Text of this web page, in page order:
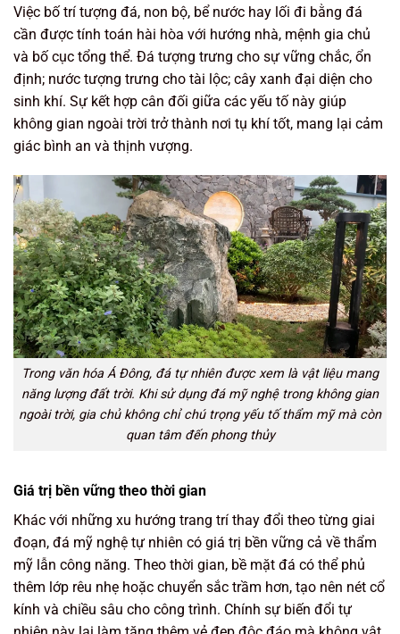
Việc bố trí tượng đá, non bộ, bể nước hay lối đi bằng đá
cần được tính toán hài hòa với hướng nhà, mệnh gia chủ
và bố cục tổng thể. Đá tượng trưng cho sự vững chắc, ổn
định; nước tượng trưng cho tài lộc; cây xanh đại diện cho
sinh khí. Sự kết hợp cân đối giữa các yếu tố này giúp
không gian ngoài trời trở thành nơi tụ khí tốt, mang lại cảm
giác bình an và thịnh vượng.
Trong văn hóa Á Đông, đá tự nhiên được xem là vật liệu mang
năng lượng đất trời. Khi sử dụng đá mỹ nghệ trong không gian
ngoài trời, gia chủ không chỉ chú trọng yếu tố thẩm mỹ mà còn
quan tâm đến phong thủy
Giá trị bền vững theo thời gian
Khác với những xu hướng trang trí thay đổi theo từng giai
đoạn, đá mỹ nghệ tự nhiên có giá trị bền vững cả về thẩm
mỹ lẫn công năng. Theo thời gian, bề mặt đá có thể phủ
thêm lớp rêu nhẹ hoặc chuyển sắc trầm hơn, tạo nên nét cổ
kính và chiều sâu cho công trình. Chính sự biến đổi tự